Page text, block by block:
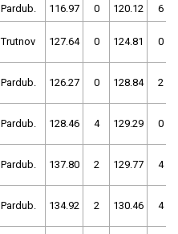
Pardub. 116.97 0 120.12 6
Trutnov 127.64 0 124.81 0
Pardub. 126.27 0 128.84 2
Pardub. 128.46 4 129.29 0
Pardub. 137.80 2 129.77 4
Pardub. 134.92 2 130.46 4